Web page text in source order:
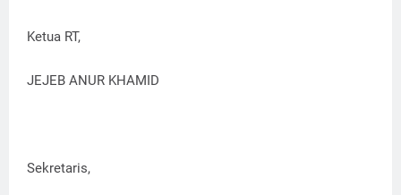
Ketua RT,
JEJEB ANUR KHAMID
Sekretaris,